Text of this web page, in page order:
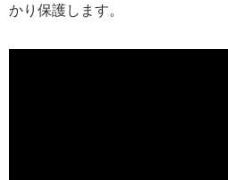
かり保護します。